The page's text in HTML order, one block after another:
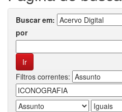
Buscar em:
por
Filtros correntes: